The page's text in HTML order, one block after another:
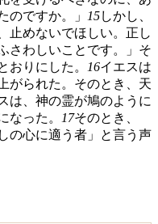
のですか。」
15しかし、
止めないでほしい。正し
さわしいことです。」そ
おりにした。
16イエスは
がられた。そのとき、天
は、神の霊が鳩のように
なった。
17そのとき、
の心に適う者」と言う声